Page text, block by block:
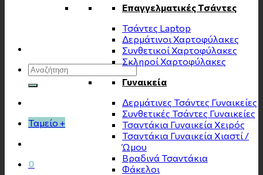
Αναζήτηση
για:
Ταμείο +
0
Επαγγελματικές Τσάντες
Τσάντες Laptop
Δερμάτινοι Χαρτοφύλακες
Συνθετικοί Χαρτοφύλακες
Σκληροί Χαρτοφύλακες
Γυναικεία
Δερμάτινες Τσάντες Γυναικείες
Συνθετικές Τσάντες Γυναικείες
Τσαντάκια Γυναικεία Χειρός
Τσαντάκια Γυναικεία Χιαστί /
Ώμου
Βραδινά Τσαντάκια
Φάκελοι